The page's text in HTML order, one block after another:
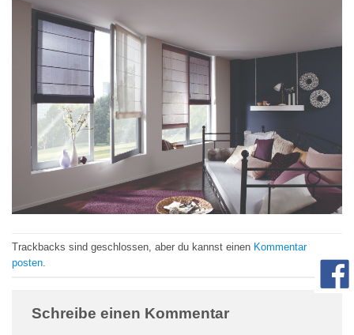
Trackbacks sind geschlossen, aber du kannst einen Kommentar
posten
Schreibe einen Kommentar
da/7396d191548d7bebea1ee96e2c08/